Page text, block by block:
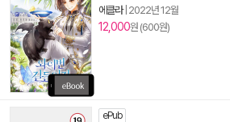
에클라| 2022년 12월
12,000원 (600원)
ePub